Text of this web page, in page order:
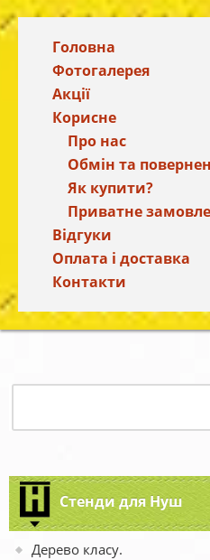
Головна
Фотогалерея
Акції
Корисне
Про нас
Обмін та
Як купити?
Приватне
Відгуки
Оплата і доставка
Контакти
Стенди для Нуш
Дерево класу.